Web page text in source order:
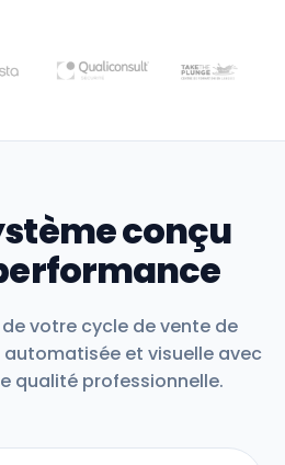
conçu
votre cycle de vente de
et visuelle avec
qualité professionnelle.